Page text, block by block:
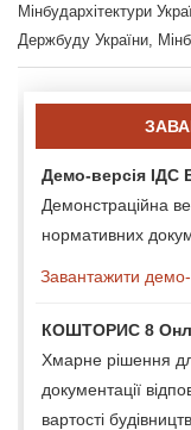
Мінбудархітектури
Держбуду України,
Демо-версія
Демонстраційна
нормативних
Завантажити
КОШТОРИС 8
Хмарне рішення
документації
вартості